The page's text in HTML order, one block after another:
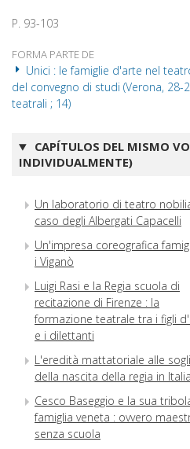
P. 93-103
FORMA PARTE DE
Unici : le famiglie d'arte nel
del convegno di studi (Verona, 28-
teatrali ; 14)
CAPÍTULOS DEL MISMO
INDIVIDUALMENTE)
Un laboratorio di teatro
caso degli Albergati Capacelli
Un'impresa coreografica
i Viganò
Luigi Rasi e la Regia scuola di
recitazione di Firenze : la
formazione teatrale tra i figli
e i dilettanti
L'eredità mattatoriale alle
della nascita della regia in Italia
Cesco Baseggio e la sua
famiglia veneta : ovvero
senza scuola